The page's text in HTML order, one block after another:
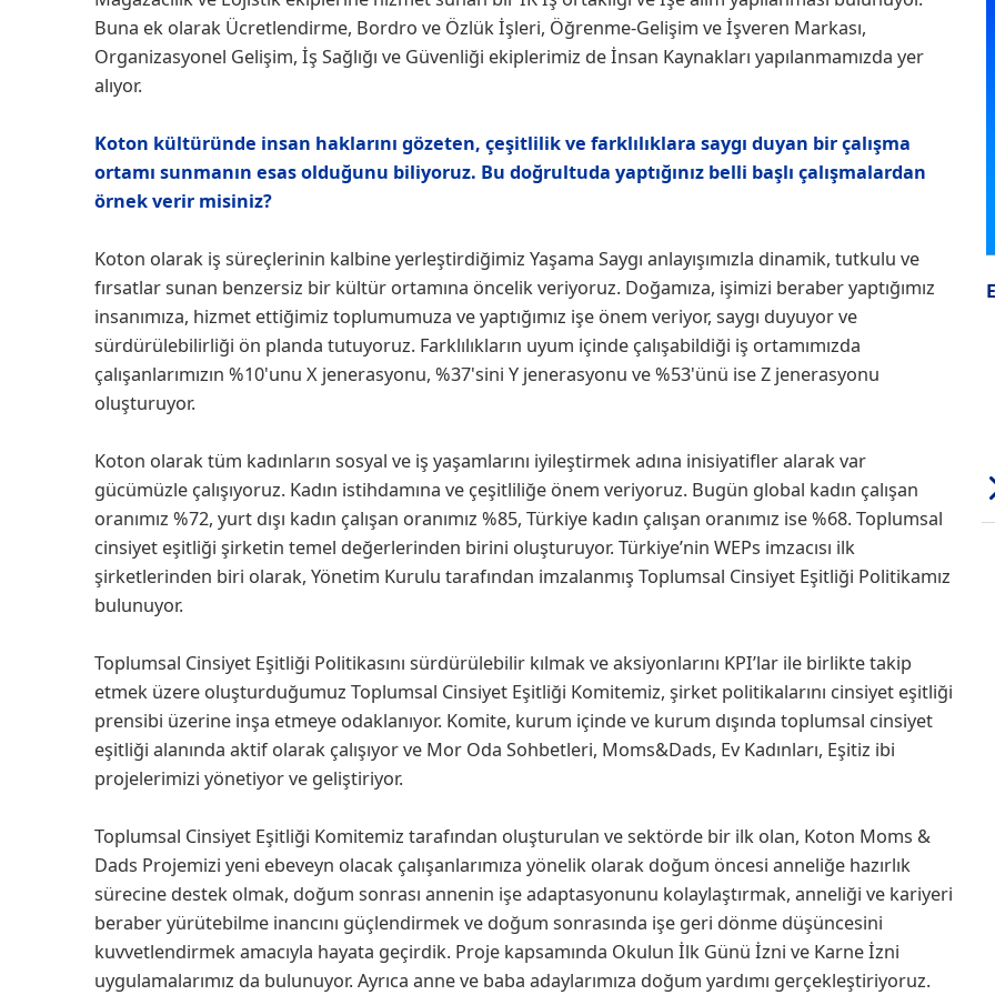
Buna ek olarak Ücretlendirme, Bordro ve Özlük İşleri, Öğrenme-Gelişim ve İşveren Markası,
Organizasyonel Gelişim, İş Sağlığı ve Güvenliği ekiplerimiz de İnsan Kaynakları yapılanmamızda yer
alıyor.
Koton kültüründe insan haklarını gözeten, çeşitlilik ve farklılıklara saygı duyan bir çalışma
ortamı sunmanın esas olduğunu biliyoruz. Bu doğrultuda yaptığınız belli başlı çalışmalardan
örnek verir misiniz?
Koton olarak iş süreçlerinin kalbine yerleştirdiğimiz Yaşama Saygı anlayışımızla dinamik, tutkulu ve
fırsatlar sunan benzersiz bir kültür ortamına öncelik veriyoruz. Doğamıza, işimizi beraber yaptığımız
insanımıza, hizmet ettiğimiz toplumumuza ve yaptığımız işe önem veriyor, saygı duyuyor ve
sürdürülebilirliği ön planda tutuyoruz. Farklılıkların uyum içinde çalışabildiği iş ortamımızda
çalışanlarımızın %10'unu X jenerasyonu, %37'sini Y jenerasyonu ve %53'ünü ise Z jenerasyonu
oluşturuyor.
Koton olarak tüm kadınların sosyal ve iş yaşamlarını iyileştirmek adına inisiyatifler alarak var
gücümüzle çalışıyoruz. Kadın istihdamına ve çeşitliliğe önem veriyoruz. Bugün global kadın çalışan
oranımız %72, yurt dışı kadın çalışan oranımız %85, Türkiye kadın çalışan oranımız ise %68. Toplumsal
cinsiyet eşitliği şirketin temel değerlerinden birini oluşturuyor. Türkiye’nin WEPs imzacısı ilk
şirketlerinden biri olarak, Yönetim Kurulu tarafından imzalanmış Toplumsal Cinsiyet Eşitliği Politikamız
bulunuyor.
Toplumsal Cinsiyet Eşitliği Politikasını sürdürülebilir kılmak ve aksiyonlarını KPI’lar ile birlikte takip
etmek üzere oluşturduğumuz Toplumsal Cinsiyet Eşitliği Komitemiz, şirket politikalarını cinsiyet eşitliği
prensibi üzerine inşa etmeye odaklanıyor. Komite, kurum içinde ve kurum dışında toplumsal cinsiyet
eşitliği alanında aktif olarak çalışıyor ve Mor Oda Sohbetleri, Moms&Dads, Ev Kadınları, Eşitiz ibi
projelerimizi yönetiyor ve geliştiriyor.
Toplumsal Cinsiyet Eşitliği Komitemiz tarafından oluşturulan ve sektörde bir ilk olan, Koton Moms &
Dads Projemizi yeni ebeveyn olacak çalışanlarımıza yönelik olarak doğum öncesi anneliğe hazırlık
sürecine destek olmak, doğum sonrası annenin işe adaptasyonunu kolaylaştırmak, anneliği ve kariyeri
beraber yürütebilme inancını güçlendirmek ve doğum sonrasında işe geri dönme düşüncesini
kuvvetlendirmek amacıyla hayata geçirdik. Proje kapsamında Okulun İlk Günü İzni ve Karne İzni
uygulamalarımız da bulunuyor. Ayrıca anne ve baba adaylarımıza doğum yardımı gerçekleştiriyoruz.